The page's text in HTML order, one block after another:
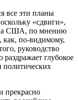
все эти планы
«сдвиги»,
США, по мнению
как, по-видимому,
руководство
глубокое
прекрасно